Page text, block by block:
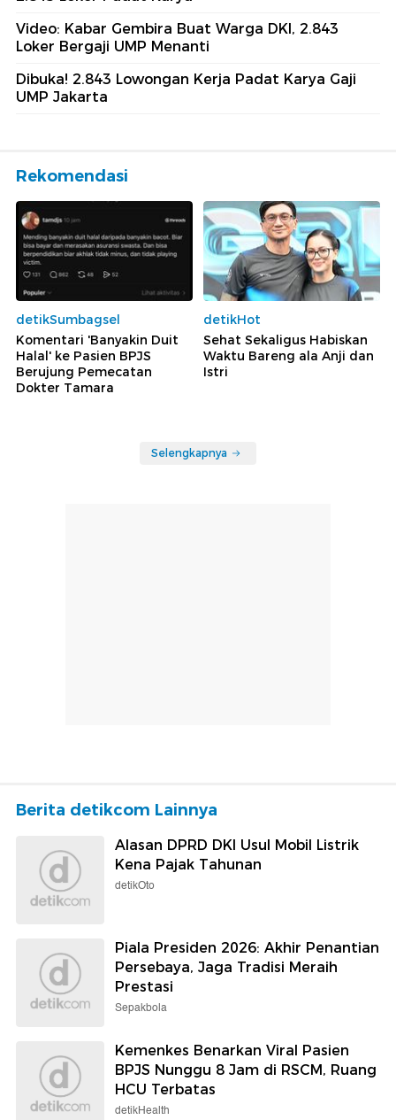
Video: Kabar Gembira Buat Warga DKI, 2.843
Loker Bergaji UMP Menanti
Dibuka! 2.843 Lowongan Kerja Padat Karya Gaji
UMP Jakarta
Rekomendasi
detikSumbagsel
Komentari 'Banyakin Duit
Halal' ke Pasien BPJS
Berujung Pemecatan
Dokter Tamara
detikHot
Sehat Sekaligus Habiskan
Waktu Bareng ala Anji dan
Istri
Selengkapnya
Berita detikcom Lainnya
Alasan DPRD DKI Usul Mobil Listrik
Kena Pajak Tahunan
detikOto
Piala Presiden 2026: Akhir Penantian
Persebaya, Jaga Tradisi Meraih
Prestasi
Sepakbola
Kemenkes Benarkan Viral Pasien
BPJS Nunggu 8 Jam di RSCM, Ruang
HCU Terbatas
detikHealth